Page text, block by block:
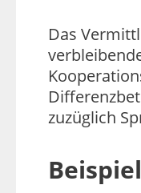
Das
zuzüglich